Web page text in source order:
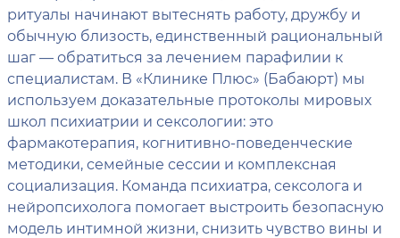
ритуалы начинают вытеснять работу, дружбу и
обычную близость, единственный рациональный
шаг — обратиться за лечением парафилии к
специалистам. В «Клинике Плюс» (Бабаюрт) мы
используем доказательные протоколы мировых
школ психиатрии и сексологии: это
фармакотерапия, когнитивно-поведенческие
методики, семейные сессии и комплексная
социализация. Команда психиатра, сексолога и
нейропсихолога помогает выстроить безопасную
модель интимной жизни, снизить чувство вины и